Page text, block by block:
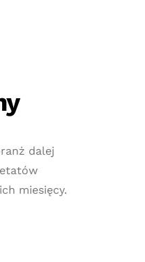
dalej
miesięcy.